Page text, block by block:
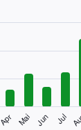
Apr Mai Jun Jul